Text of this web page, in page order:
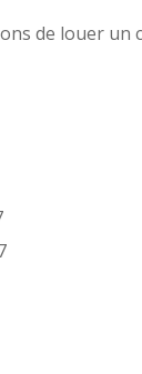
de louer un